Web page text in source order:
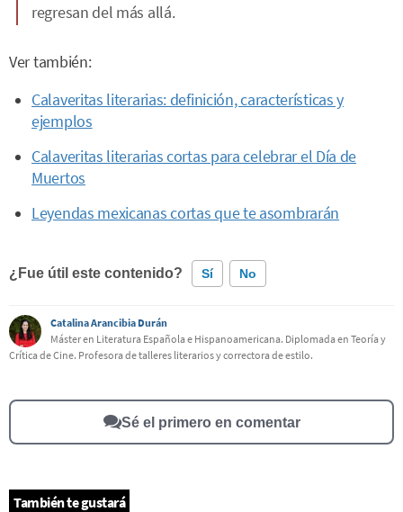
regresan del más allá.
Ver también:
Calaveritas literarias: definición, características y
ejemplos
Calaveritas literarias cortas para celebrar el Día de
Muertos
Leyendas mexicanas cortas que te asombrarán
¿Fue útil este contenido? Sí No
Este contenido contiene información incorrecta
Otro
Catalina Arancibia Durán
Máster en Literatura Española e Hispanoamericana. Diplomada en Teoría y
Crítica de Cine. Profesora de talleres literarios y correctora de estilo.
Sé el primero en comentar
También te gustará